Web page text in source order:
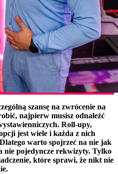
szansę na zwrócenie na
najpierw musisz odnaleźć
Roll-upy,
jest wiele i każda z nich
warto spojrzeć na nie jak
nie pojedyncze rekwizyty. Tylko
które sprawi, że nikt nie